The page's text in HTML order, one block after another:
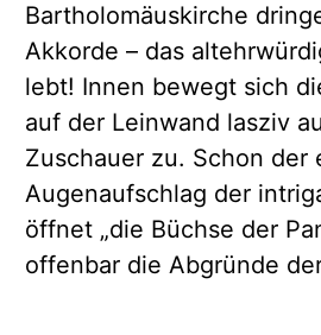
Bartholomäuskirche
Akkorde – das
lebt! Innen bewegt sich
auf der Leinwand lasziv
Zuschauer zu. Schon der
Augenaufschlag der
öffnet „die Büchse der
offenbar die Abgründe